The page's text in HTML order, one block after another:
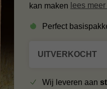
kan maken lees meer
Perfect
UITVERKOCHT
Wij leveren aan